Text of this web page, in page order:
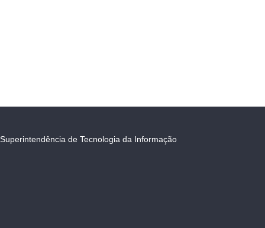
Superintendência de Tecnologia da Informação